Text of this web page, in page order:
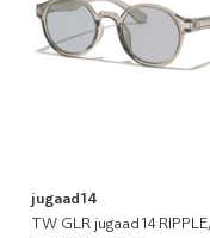
jugaad14
TW GLR jugaad14